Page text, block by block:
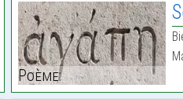
Poème: